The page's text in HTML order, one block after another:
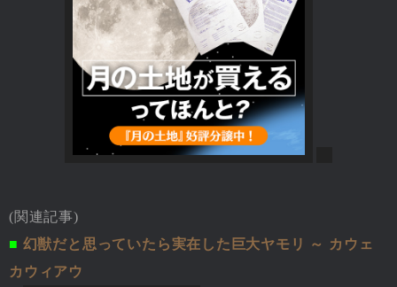
(関連記事)
■ 幻獣だと思っていたら実在した巨大ヤモリ ～ カウェ
カウィアウ